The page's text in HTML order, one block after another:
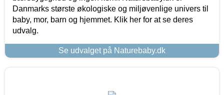
Danmarks største økologiske og miljøvenlige univers til
baby, mor, barn og hjemmet. Klik her for at se deres
udvalg.
Se udvalget på Naturebaby.dk